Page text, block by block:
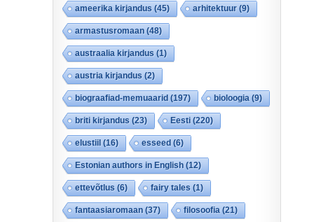
ameerika kirjandus(45) arhitektuur(9)
armastusromaan(48)
austraalia kirjandus(1)
austria kirjandus(2)
biograafiad-memuaarid(197) bioloogia (9)
briti kirjandus(23) Eesti(220)
elustiil(16) esseed(6)
Estonian authors in English(12)
ettevõtlus(6) fairy tales(1)
fantaasiaromaan(37) filosoofia (21)